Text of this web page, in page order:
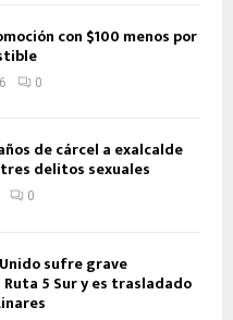
con $100 menos por
0
de cárcel a exalcalde
delitos sexuales
0
sufre grave
5 Sur y es trasladado